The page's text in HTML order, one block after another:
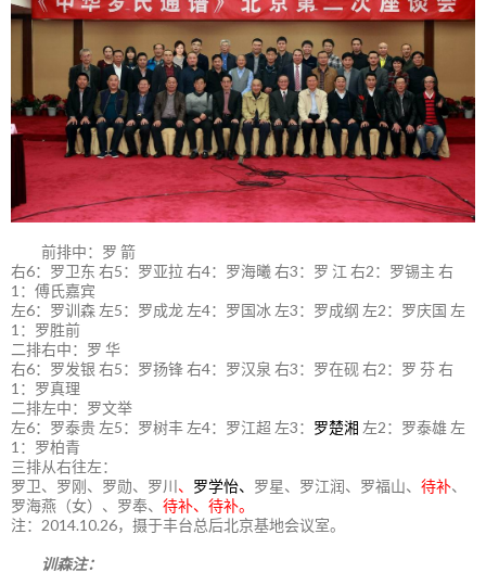
前排中：罗 箭
右6：罗卫东 右5：罗亚拉 右4：罗海曦 右3：罗 江 右2：罗锡主 右
1：傅氏嘉宾
左6：罗训森 左5：罗成龙 左4：罗国冰 左3：罗成纲 左2：罗庆国 左
1：罗胜前
二排右中：罗 华
右6：罗发银 右5：罗扬锋 右4：罗汉泉 右3：罗在砚 右2：罗 芬 右
1：罗真理
二排左中：罗文举
左6：罗泰贵 左5：罗树丰 左4：罗江超 左3： 罗楚湘 左2：罗泰雄 左
1：罗柏青
三排从右往左：
罗卫、罗刚、罗勋、罗川 、 罗学怡、 罗星、罗江润、罗福山、 待补、
罗海燕（女）、罗奉、 待补、待补。
注：2014.10.26，摄于丰台总后北京基地会议室。
训森注：